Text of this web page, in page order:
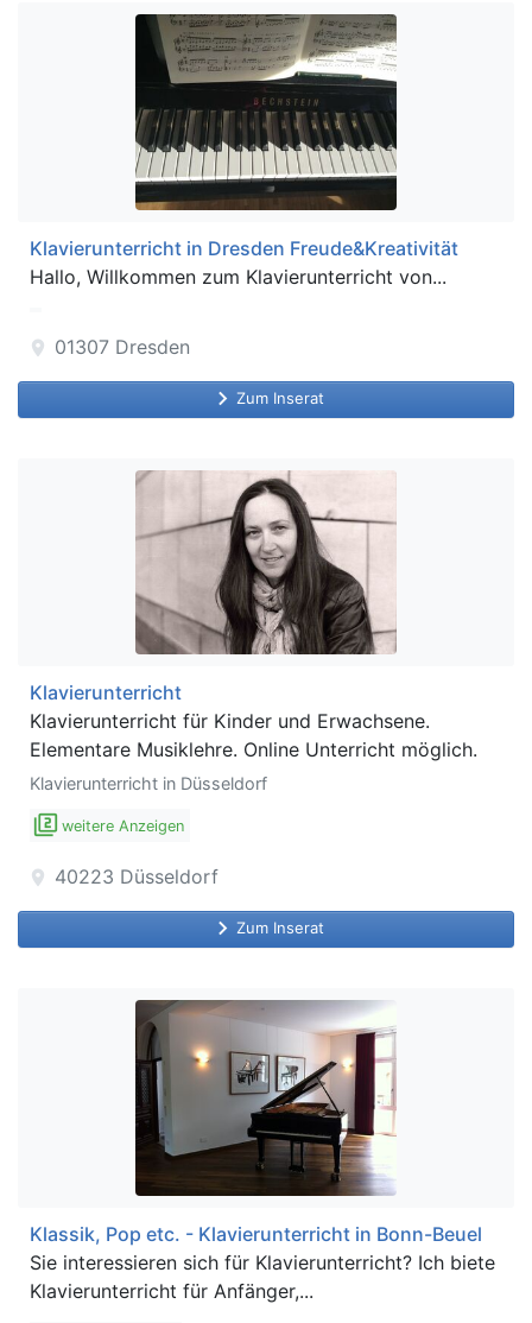
Klavierunterricht in Dresden Freude&Kreativität
Hallo, Willkommen zum Klavierunterricht von...
location_on 01307 Dresden
keyboard_arrow_right Zum Inserat
Klavierunterricht
Klavierunterricht für Kinder und Erwachsene.
Elementare Musiklehre. Online Unterricht möglich.
Klavierunterricht in Düsseldorf
filter_2 weitere Anzeigen
location_on 40223 Düsseldorf
keyboard_arrow_right Zum Inserat
Klassik, Pop etc. - Klavierunterricht in Bonn-Beuel
Sie interessieren sich für Klavierunterricht? Ich biete
Klavierunterricht für Anfänger,...